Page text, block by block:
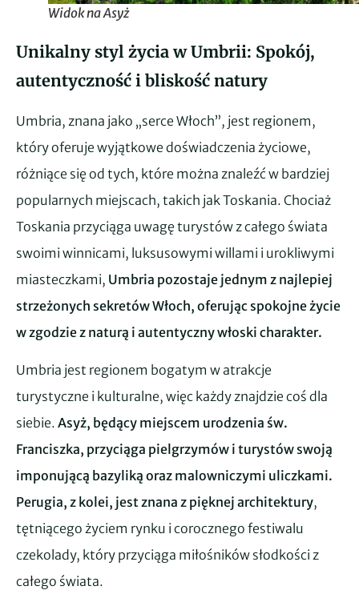
Widok na Asyż
Unikalny styl życia w Umbrii: Spokój,
autentyczność i bliskość natury
Umbria, znana jako „serce Włoch”, jest regionem,
który oferuje wyjątkowe doświadczenia życiowe,
różniące się od tych, które można znaleźć w bardziej
popularnych miejscach, takich jak Toskania. Chociaż
Toskania przyciąga uwagę turystów z całego świata
swoimi winnicami, luksusowymi willami i urokliwymi
miasteczkami, Umbria pozostaje jednym z najlepiej
strzeżonych sekretów Włoch, oferując spokojne życie
w zgodzie z naturą i autentyczny włoski charakter.
Umbria jest regionem bogatym w atrakcje
turystyczne i kulturalne, więc każdy znajdzie coś dla
siebie. Asyż, będący miejscem urodzenia św.
Franciszka, przyciąga pielgrzymów i turystów swoją
imponującą bazyliką oraz malowniczymi uliczkami.
Perugia, z kolei, jest znana z pięknej architektury,
tętniącego życiem rynku i corocznego festiwalu
czekolady, który przyciąga miłośników słodkości z
całego świata.